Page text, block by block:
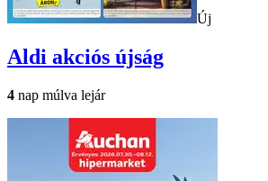
Új
Aldi akciós újság
4 nap múlva lejár